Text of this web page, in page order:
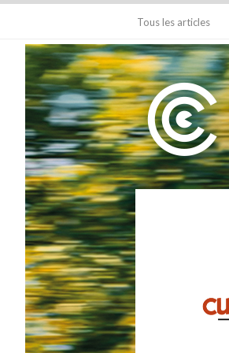
Tous les articles